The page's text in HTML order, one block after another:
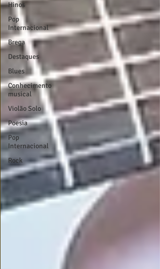
Hinos
Pop
Internacional
Brega
Destaques
Blues
Conhecimento
musical
Violão Solo
Poesia
Pop
Internacional
Rock